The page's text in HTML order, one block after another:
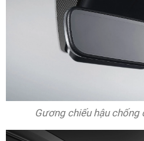
Gương chiếu hậu